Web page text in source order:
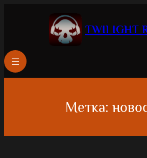
содержимому
TWILIGHT
Метка: